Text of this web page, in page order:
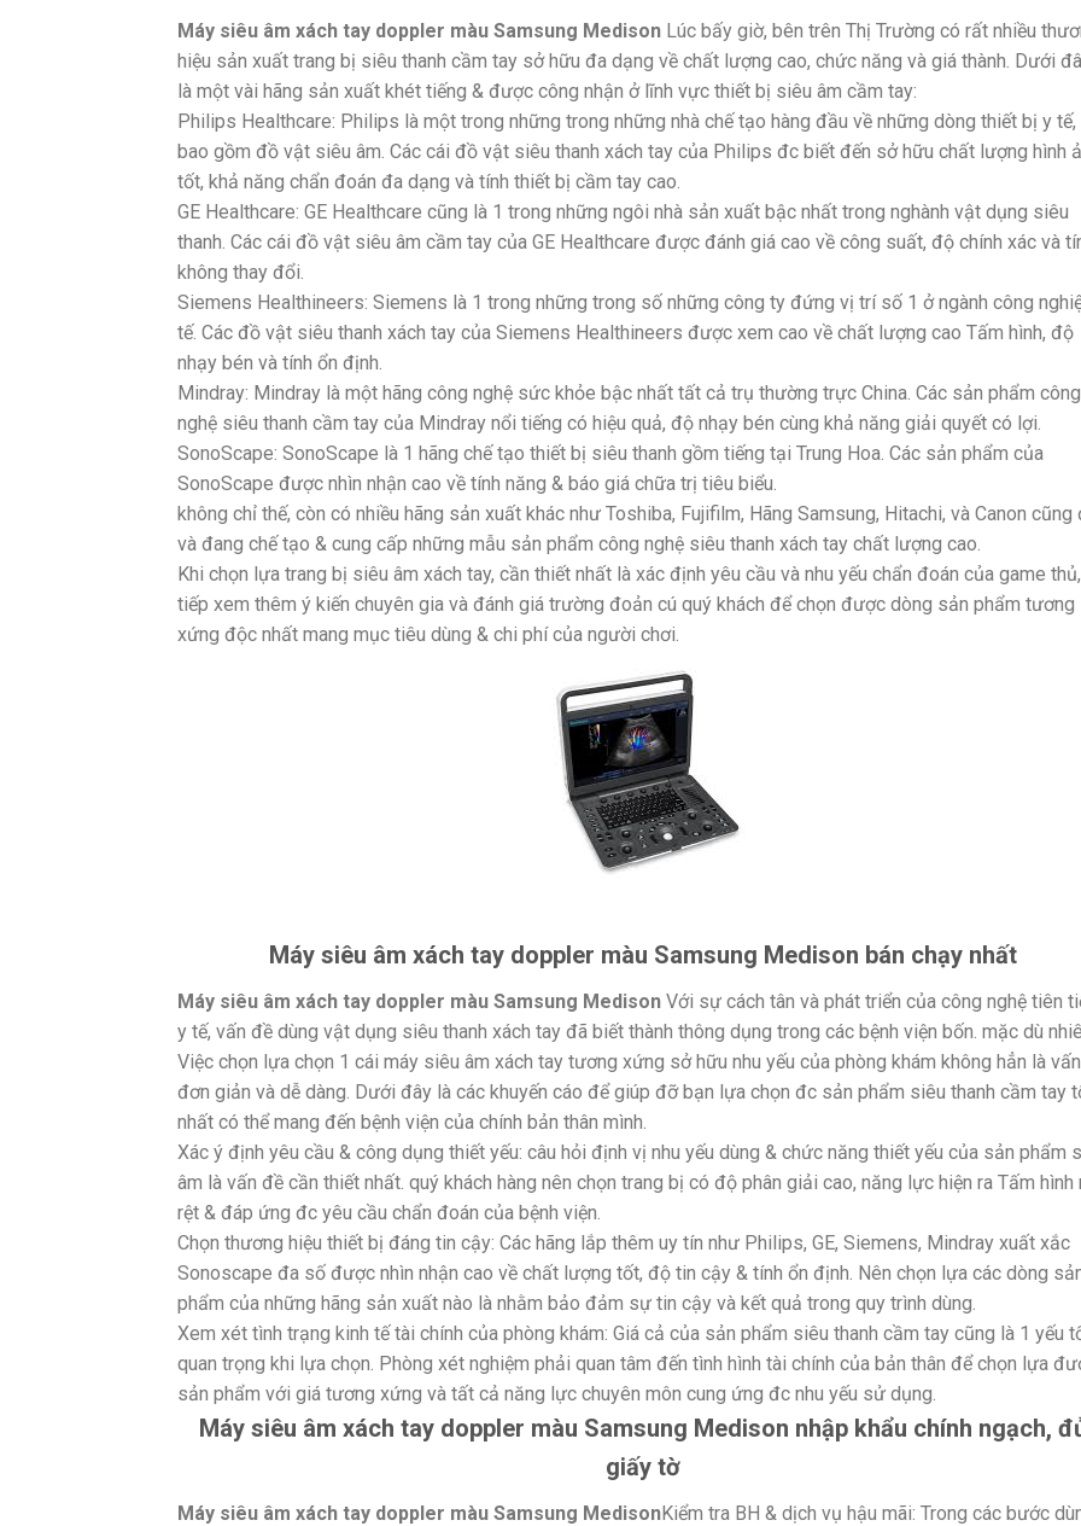
Máy siêu âm xách tay doppler màu Samsung Medison Lúc bấy giờ, bên trên Thị Trường có rất nhiều
hiệu sản xuất trang bị siêu thanh cầm tay sở hữu đa dạng về chất lượng cao, chức năng và giá thành. Dưới
là một vài hãng sản xuất khét tiếng & được công nhận ở lĩnh vực thiết bị siêu âm cầm tay:
Philips Healthcare: Philips là một trong những trong những nhà chế tạo hàng đầu về những dòng thiết bị y tế,
bao gồm đồ vật siêu âm. Các cái đồ vật siêu thanh xách tay của Philips đc biết đến sở hữu chất lượng hình
tốt, khả năng chẩn đoán đa dạng và tính thiết bị cầm tay cao.
GE Healthcare: GE Healthcare cũng là 1 trong những ngôi nhà sản xuất bậc nhất trong nghành vật dụng siêu
thanh. Các cái đồ vật siêu âm cầm tay của GE Healthcare được đánh giá cao về công suất, độ chính xác và
không thay đổi.
Siemens Healthineers: Siemens là 1 trong những trong số những công ty đứng vị trí số 1 ở ngành công
tế. Các đồ vật siêu thanh xách tay của Siemens Healthineers được xem cao về chất lượng cao Tấm hình, độ
nhạy bén và tính ổn định.
Mindray: Mindray là một hãng công nghệ sức khỏe bậc nhất tất cả trụ thường trực China. Các sản phẩm công
nghệ siêu thanh cầm tay của Mindray nổi tiếng có hiệu quả, độ nhạy bén cùng khả năng giải quyết có lợi.
SonoScape: SonoScape là 1 hãng chế tạo thiết bị siêu thanh gồm tiếng tại Trung Hoa. Các sản phẩm của
SonoScape được nhìn nhận cao về tính năng & báo giá chữa trị tiêu biểu.
không chỉ thế, còn có nhiều hãng sản xuất khác như Toshiba, Fujifilm, Hãng Samsung, Hitachi, và Canon cũng
và đang chế tạo & cung cấp những mẫu sản phẩm công nghệ siêu thanh xách tay chất lượng cao.
Khi chọn lựa trang bị siêu âm xách tay, cần thiết nhất là xác định yêu cầu và nhu yếu chẩn đoán của game
tiếp xem thêm ý kiến chuyên gia và đánh giá trường đoản cú quý khách để chọn được dòng sản phẩm tương
xứng độc nhất mang mục tiêu dùng & chi phí của người chơi.
Máy siêu âm xách tay doppler màu Samsung Medison bán chạy nhất
Máy siêu âm xách tay doppler màu Samsung Medison Với sự cách tân và phát triển của công nghệ tiên
y tế, vấn đề dùng vật dụng siêu thanh xách tay đã biết thành thông dụng trong các bệnh viện bốn. mặc dù
Việc chọn lựa chọn 1 cái máy siêu âm xách tay tương xứng sở hữu nhu yếu của phòng khám không hẳn là
đơn giản và dễ dàng. Dưới đây là các khuyến cáo để giúp đỡ bạn lựa chọn đc sản phẩm siêu thanh cầm tay
nhất có thể mang đến bệnh viện của chính bản thân mình.
Xác ý định yêu cầu & công dụng thiết yếu: câu hỏi định vị nhu yếu dùng & chức năng thiết yếu của sản phẩm
âm là vấn đề cần thiết nhất. quý khách hàng nên chọn trang bị có độ phân giải cao, năng lực hiện ra Tấm hình
rệt & đáp ứng đc yêu cầu chẩn đoán của bệnh viện.
Chọn thương hiệu thiết bị đáng tin cậy: Các hãng lắp thêm uy tín như Philips, GE, Siemens, Mindray xuất xắc
Sonoscape đa số được nhìn nhận cao về chất lượng tốt, độ tin cậy & tính ổn định. Nên chọn lựa các dòng
phẩm của những hãng sản xuất nào là nhằm bảo đảm sự tin cậy và kết quả trong quy trình dùng.
Xem xét tình trạng kinh tế tài chính của phòng khám: Giá cả của sản phẩm siêu thanh cầm tay cũng là 1 yếu
quan trọng khi lựa chọn. Phòng xét nghiệm phải quan tâm đến tình hình tài chính của bản thân để chọn lựa
sản phẩm với giá tương xứng và tất cả năng lực chuyên môn cung ứng đc nhu yếu sử dụng.
Máy siêu âm xách tay doppler màu Samsung Medison nhập khẩu chính ngạch,
giấy tờ
Máy siêu âm xách tay doppler màu Samsung MedisonKiểm tra BH & dịch vụ hậu mãi: Trong các bước